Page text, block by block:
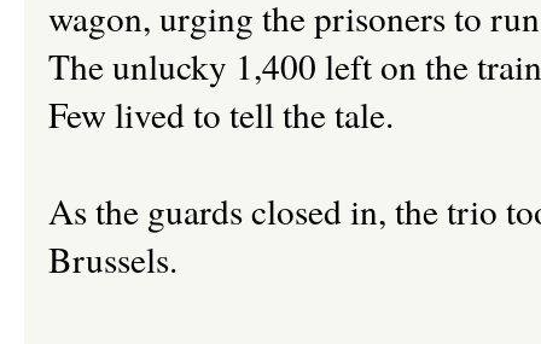
wagon, urging the prisoners to
The unlucky 1,400 left on the
Few lived to tell the tale.
As the guards closed in, the trio
Brussels.